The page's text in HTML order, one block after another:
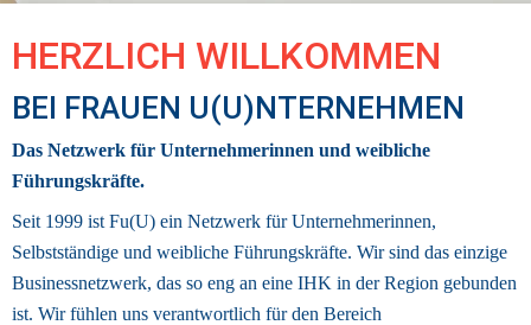
HERZLICH WILLKOMMEN
BEI FRAUEN U(U)NTERNEHMEN
Das Netzwerk für Unternehmerinnen und weibliche
Führungskräfte.
Seit 1999 ist Fu(U) ein Netzwerk für Unternehmerinnen,
Businessnetzwerk, das so eng an eine IHK in der Region gebunden
ist. Wir fühlen uns verantwortlich für den Bereich